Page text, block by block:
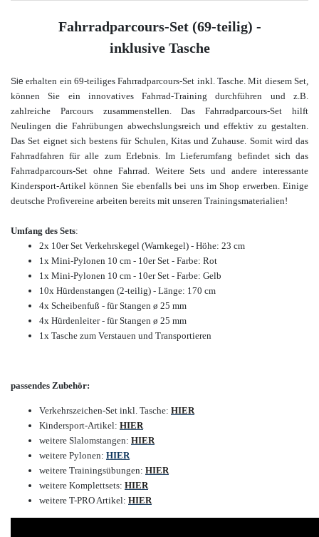
Fahrradparcours-Set (69-teilig) -
inklusive Tasche
Sieerhalten ein 69-teiliges Fahrradparcours-Set inkl. Tasche. Mit diesem Set,
können Sie ein innovatives Fahrrad-Training durchführen und z.B.
zahlreiche Parcours zusammenstellen. Das Fahrradparcours-Set hilft
Neulingen die Fahrübungen abwechslungsreich und effektiv zu gestalten.
Das Set eignet sich bestens für Schulen, Kitas und Zuhause. Somit wird das
Fahrradfahren für alle zum Erlebnis. Im Lieferumfang befindet sich das
Fahrradparcours-Set ohne Fahrrad. Weitere Sets und andere interessante
Kindersport-Artikel können Sie ebenfalls bei uns im Shop erwerben. Einige
deutsche Profivereine arbeiten bereits mit unseren Trainingsmaterialien!
Umfang des Sets:
2x 10er Set Verkehrskegel (Warnkegel) - Höhe: 23 cm
1x Mini-Pylonen 10 cm - 10er Set - Farbe: Rot
1x Mini-Pylonen 10 cm - 10er Set - Farbe: Gelb
10x Hürdenstangen (2-teilig) - Länge: 170 cm
4x Scheibenfuß - für Stangen ø 25 mm
4x Hürdenleiter - für Stangen ø 25 mm
1x Tasche zum Verstauen und Transportieren
passendes Zubehör:
Verkehrszeichen-Set inkl. Tasche: HIER
Kindersport-Artikel: HIER
weitere Slalomstangen: HIER
weitere Pylonen: HIER
weitere Trainingsübungen: HIER
weitere Komplettsets: HIER
weitere T-PRO Artikel: HIER